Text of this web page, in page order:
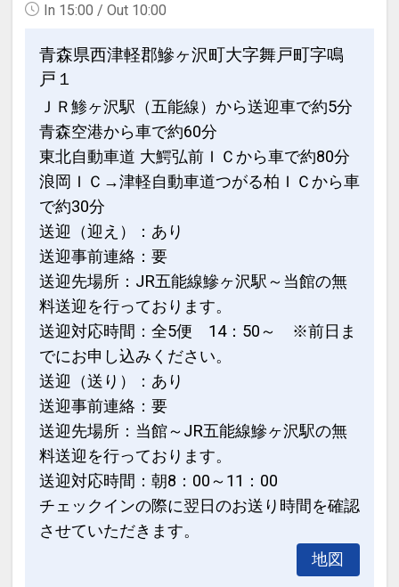
米）をメインに１８８室を完備
できます。
大浴場は鯵ヶ沢高原温泉で、季節により
露天風呂から見上げる星空もきれいで
す。
ホテル隣接には、スキー場・ゴルフ場も
御座います。
設定期間：2026年4月1日～2026年11月
30日
インターネットコース番号：DP-1-
17306934
In 15:00 / Out 10:00
青森県西津軽郡鰺ヶ沢町大字舞戸町字鳴
戸１
ＪＲ鯵ヶ沢駅（五能線）から送迎車で約5分
青森空港から車で約60分
東北自動車道 大鰐弘前ＩＣから車で約80分
浪岡ＩＣ→津軽自動車道つがる柏ＩＣから車
で約30分
送迎（迎え）：あり
送迎事前連絡：要
送迎先場所：JR五能線鰺ヶ沢駅～当館の無
料送迎を行っております。
送迎対応時間：全5便 14：50～ ※前日ま
でにお申し込みください。
送迎（送り）：あり
送迎事前連絡：要
送迎先場所：当館～JR五能線鰺ヶ沢駅の無
料送迎を行っております。
送迎対応時間：朝8：00～11：00
チェックインの際に翌日のお送り時間を確認
させていただきます。
地図